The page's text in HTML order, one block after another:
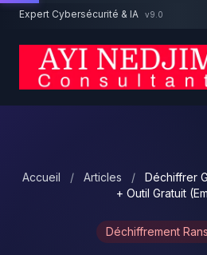
Aller au contenu principal
Expert Cybersécurité & IA v9.0
Accueil / Articles /
Déchiffrer
+ Outil Gratuit
Déchiffrement
Un projet cybersécurité ?